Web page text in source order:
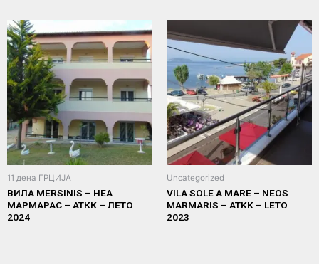
11 дена ГРЦИЈА
ВИЛА MERSINIS – НЕА
МАРМАРАС – АТКК – ЛЕТО
2024
Uncategorized
VILA SOLE A MARE – NEOS
MARMARIS – ATKK – LETO
2023